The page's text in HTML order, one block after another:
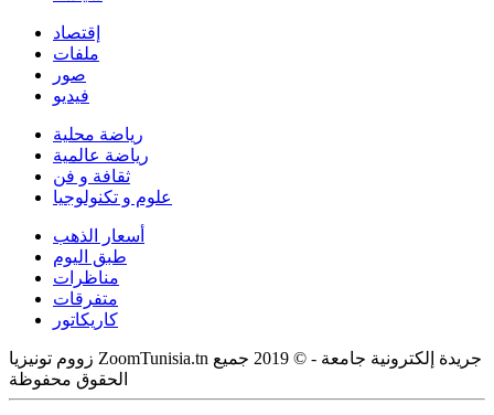
إقتصاد
ملفات
صور
فيديو
رياضة محلية
رياضة عالمية
ثقافة و فن
علوم و تكنولوجيا
أسعار الذهب
طبق اليوم
مناظرات
متفرقات
كاريكاتور
زووم تونيزيا ZoomTunisia.tn جريدة إلكترونية جامعة - © 2019 جميع
الحقوق محفوظة